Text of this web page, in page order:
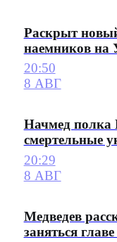
Раскрыт
наемников на
20:50
8 АВГ
Начмед полка
смертельные
20:29
8 АВГ
Медведев
заняться